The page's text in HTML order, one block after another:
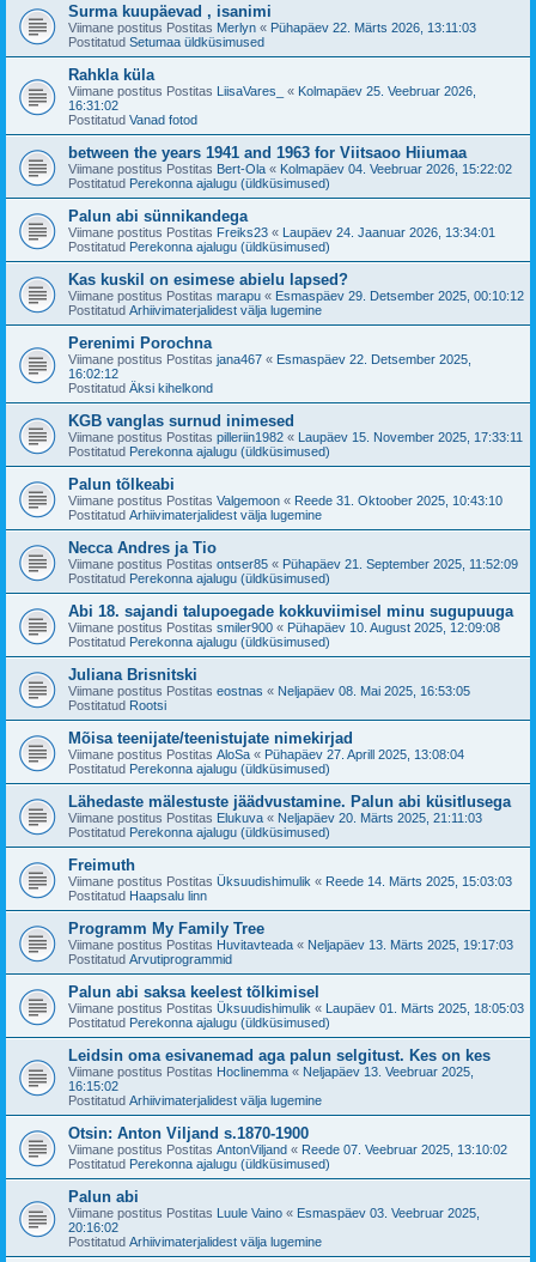
Surma kuupäevad , isanimi
Viimane postitus Postitas Merlyn « Pühapäev 22. Märts 2026, 13:11:03
Postitatud Setumaa üldküsimused
Rahkla küla
Viimane postitus Postitas LiisaVares_ « Kolmapäev 25. Veebruar 2026,
16:31:02
Postitatud Vanad fotod
between the years 1941 and 1963 for Viitsaoo Hiiumaa
Viimane postitus Postitas Bert-Ola « Kolmapäev 04. Veebruar 2026, 15:22:02
Postitatud Perekonna ajalugu (üldküsimused)
Palun abi sünnikandega
Viimane postitus Postitas Freiks23 « Laupäev 24. Jaanuar 2026, 13:34:01
Postitatud Perekonna ajalugu (üldküsimused)
Kas kuskil on esimese abielu lapsed?
Viimane postitus Postitas marapu « Esmaspäev 29. Detsember 2025, 00:10:12
Postitatud Arhiivimaterjalidest välja lugemine
Perenimi Porochna
Viimane postitus Postitas jana467 « Esmaspäev 22. Detsember 2025,
16:02:12
Postitatud Äksi kihelkond
KGB vanglas surnud inimesed
Viimane postitus Postitas pilleriin1982 « Laupäev 15. November 2025, 17:33:11
Postitatud Perekonna ajalugu (üldküsimused)
Palun tõlkeabi
Viimane postitus Postitas Valgemoon « Reede 31. Oktoober 2025, 10:43:10
Postitatud Arhiivimaterjalidest välja lugemine
Necca Andres ja Tio
Viimane postitus Postitas ontser85 « Pühapäev 21. September 2025, 11:52:09
Postitatud Perekonna ajalugu (üldküsimused)
Abi 18. sajandi talupoegade kokkuviimisel minu sugupuuga
Viimane postitus Postitas smiler900 « Pühapäev 10. August 2025, 12:09:08
Postitatud Perekonna ajalugu (üldküsimused)
Juliana Brisnitski
Viimane postitus Postitas eostnas « Neljapäev 08. Mai 2025, 16:53:05
Postitatud Rootsi
Mõisa teenijate/teenistujate nimekirjad
Viimane postitus Postitas AloSa « Pühapäev 27. Aprill 2025, 13:08:04
Postitatud Perekonna ajalugu (üldküsimused)
Lähedaste mälestuste jäädvustamine. Palun abi küsitlusega
Viimane postitus Postitas Elukuva « Neljapäev 20. Märts 2025, 21:11:03
Postitatud Perekonna ajalugu (üldküsimused)
Freimuth
Viimane postitus Postitas Üksuudishimulik « Reede 14. Märts 2025, 15:03:03
Postitatud Haapsalu linn
Programm My Family Tree
Viimane postitus Postitas Huvitavteada « Neljapäev 13. Märts 2025, 19:17:03
Postitatud Arvutiprogrammid
Palun abi saksa keelest tõlkimisel
Viimane postitus Postitas Üksuudishimulik « Laupäev 01. Märts 2025, 18:05:03
Postitatud Perekonna ajalugu (üldküsimused)
Leidsin oma esivanemad aga palun selgitust. Kes on kes
Viimane postitus Postitas Hoclinemma « Neljapäev 13. Veebruar 2025,
16:15:02
Postitatud Arhiivimaterjalidest välja lugemine
Otsin: Anton Viljand s.1870-1900
Viimane postitus Postitas AntonViljand « Reede 07. Veebruar 2025, 13:10:02
Postitatud Perekonna ajalugu (üldküsimused)
Palun abi
Viimane postitus Postitas Luule Vaino « Esmaspäev 03. Veebruar 2025,
20:16:02
Postitatud Arhiivimaterjalidest välja lugemine